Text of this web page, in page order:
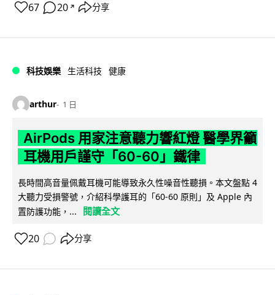
67 20 ↗ 分享
科技娛樂 生活科技 健康
arthur 1 日
AirPods 用家注意聽力響紅燈 醫學界籲
耳機用戶謹守「60-60」鐵律
長時間高音量佩戴耳機可能導致永久性噪音性聽損。本文盤點 4
大聽力受損警號，介紹科學護耳的「60-60 原則」及 Apple 內
置防護功能，...
閱讀全文
20 分享